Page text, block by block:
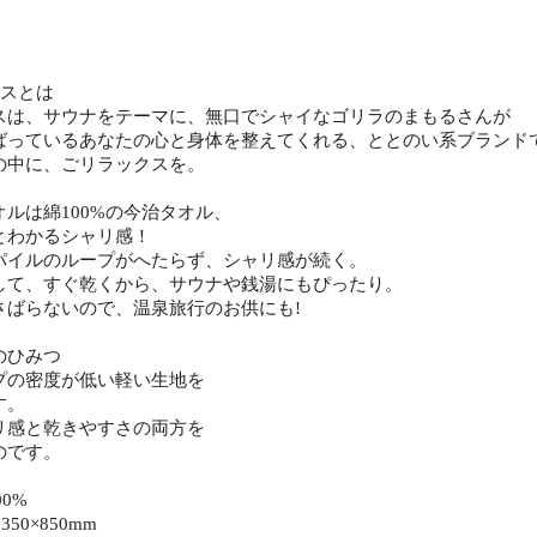
とは
は、サウナをテーマに、無口でシャイなゴリラのまもるさんが
っているあなたの心と身体を整えてくれる、ととのい系ブランド
に、ごリラックスを。
は綿100%の今治タオル、
かるシャリ感！
ルのループがへたらず、シャリ感が続く。
、すぐ乾くから、サウナや銭湯にもぴったり。
ばらないので、温泉旅行のお供にも!
みつ
の密度が低い軽い生地を
感と乾きやすさの両方を
す。